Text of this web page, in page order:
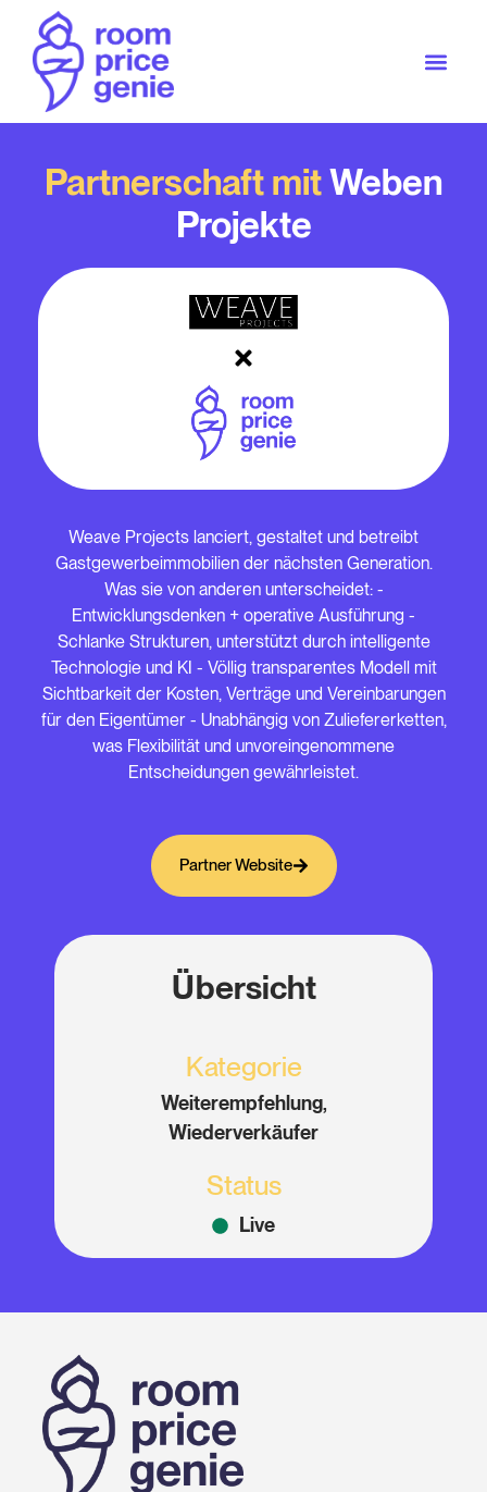
Partnerschaft mitWeben
Projekte
Weave Projects lanciert, gestaltet und betreibt
Gastgewerbeimmobilien der nächsten Generation.
Was sie von anderen unterscheidet: -
Entwicklungsdenken + operative Ausführung -
Schlanke Strukturen, unterstützt durch intelligente
Technologie und KI - Völlig transparentes Modell mit
Sichtbarkeit der Kosten, Verträge und Vereinbarungen
für den Eigentümer - Unabhängig von Zuliefererketten,
was Flexibilität und unvoreingenommene
Entscheidungen gewährleistet.
Partner Website
Übersicht
Kategorie
Weiterempfehlung,
Wiederverkäufer
Status
Live